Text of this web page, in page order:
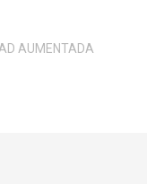
AUMENTADA